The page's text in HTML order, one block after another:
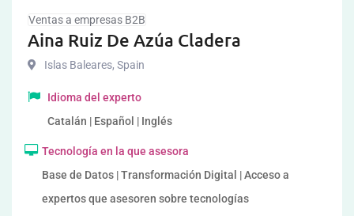
Ventas a empresas B2B
Aina Ruiz De Azúa Cladera
Islas Baleares, Spain
Idioma del experto
Catalán | Español | Inglés
Tecnología en la que asesora
Base de Datos | Transformación Digital | Acceso a
expertos que asesoren sobre tecnologías